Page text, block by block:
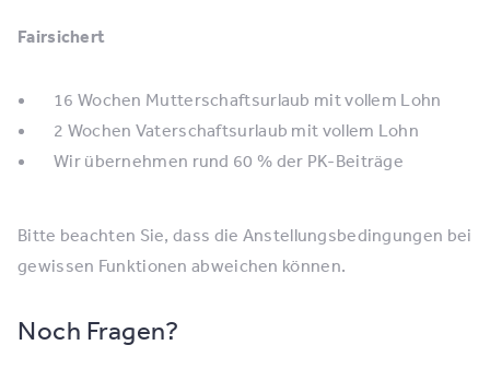
Fairsichert
16 Wochen Mutterschaftsurlaub mit vollem Lohn
2 Wochen Vaterschaftsurlaub mit vollem Lohn
Wir übernehmen rund 60 % der PK-Beiträge
Bitte beachten Sie, dass die Anstellungsbedingungen bei
gewissen Funktionen abweichen können.
Noch Fragen?